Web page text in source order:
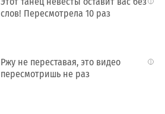
слов! Пересмотрела 10 раз
i
Ржу не переставая, это видео
пересмотришь не раз